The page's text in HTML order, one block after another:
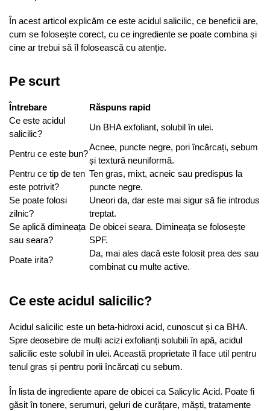
În acest articol explicăm ce este acidul salicilic, ce beneficii are,
cum se folosește corect, cu ce ingrediente se poate combina și
cine ar trebui să îl folosească cu atenție.
Pe scurt
Întrebare
Răspuns rapid
Ce este acidul
salicilic?
Un BHA exfoliant, solubil în ulei.
Pentru ce este bun?
Acnee, puncte negre, pori încărcați, sebum
și textură neuniformă.
Pentru ce tip de ten
este potrivit?
Ten gras, mixt, acneic sau predispus la
puncte negre.
Se poate folosi
zilnic?
Uneori da, dar este mai sigur să fie introdus
treptat.
Se aplică dimineața
sau seara?
De obicei seara. Dimineața se folosește
SPF.
Poate irita?
Da, mai ales dacă este folosit prea des sau
combinat cu multe active.
Ce este acidul salicilic?
Acidul salicilic este un beta-hidroxi acid, cunoscut și ca BHA.
Spre deosebire de mulți acizi exfolianți solubili în apă, acidul
salicilic este solubil în ulei. Această proprietate îl face util pentru
tenul gras și pentru porii încărcați cu sebum.
În lista de ingrediente apare de obicei ca Salicylic Acid. Poate fi
găsit în tonere, serumuri, geluri de curățare, măști, tratamente